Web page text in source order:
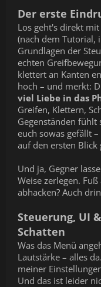
Der erste
Los geht's direkt
(nach dem Tutorial,
Grundlagen der
echten
klettert an Kanten
hoch – und merkt:
viel Liebe in das
Greifen, Klettern,
Gegenständen fühlt
euch sowas gefällt
auf den ersten Blick
Und ja, Gegner
Weise zerlegen.
abhacken? Auch
Steuerung, UI
Schatten
Was das Menü
Lautstärke – alles
meiner
Und das ist leider